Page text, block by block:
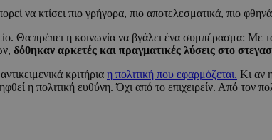
να κτίσει πιο γρήγορα, πιο αποτελεσματικά, πιο
Θα πρέπει η κοινωνία να βγάλει ένα συμπέρασμα: Με
δόθηκαν αρκετές και πραγματικές λύσεις στο
κριτήρια η πολιτική που εφαρμόζεται. Κι αν
η πολιτική ευθύνη. Όχι από το επιχειρείν. Από